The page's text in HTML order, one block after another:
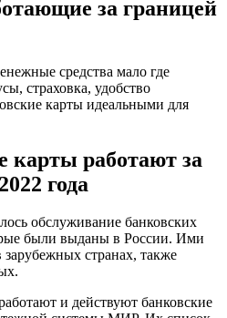
за границей
средства мало где
страховка, удобство
карты идеальными для
карты работают за
года
обслуживание банковских
были выданы в России. Ими
зарубежных странах, также
и действуют банковские